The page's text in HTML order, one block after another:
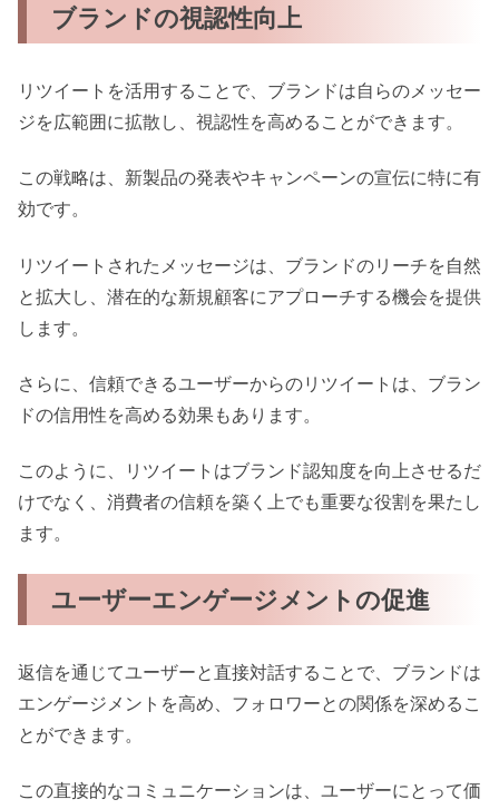
ブランドの視認性向上
リツイートを活用することで、ブランドは自らのメッセー
ジを広範囲に拡散し、視認性を高めることができます。
この戦略は、新製品の発表やキャンペーンの宣伝に特に有
効です。
リツイートされたメッセージは、ブランドのリーチを自然
と拡大し、潜在的な新規顧客にアプローチする機会を提供
します。
さらに、信頼できるユーザーからのリツイートは、ブラン
ドの信用性を高める効果もあります。
このように、リツイートはブランド認知度を向上させるだ
けでなく、消費者の信頼を築く上でも重要な役割を果たし
ます。
ユーザーエンゲージメントの促進
返信を通じてユーザーと直接対話することで、ブランドは
エンゲージメントを高め、フォロワーとの関係を深めるこ
とができます。
この直接的なコミュニケーションは、ユーザーにとって価